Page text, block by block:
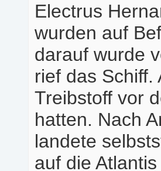
Electrus
wurden auf
darauf wurde
rief das
Treibstoff vor
hatten. Nach
landete
auf die